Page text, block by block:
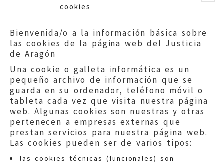
cookies
Bienvenida/o a la información básica sobre
las cookies de la página web del Justicia
de Aragón
Una cookie o galleta informática es un
pequeño archivo de información que se
guarda en su ordenador, teléfono móvil o
tableta cada vez que visita nuestra página
web. Algunas cookies son nuestras y otras
pertenecen a empresas externas que
prestan servicios para nuestra página web.
Las cookies pueden ser de varios tipos:
las cookies técnicas (funcionales) son